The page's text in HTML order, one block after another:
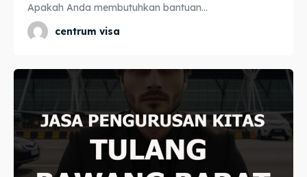
Apakah Anda membutuhkan bantuan...
centrum visa